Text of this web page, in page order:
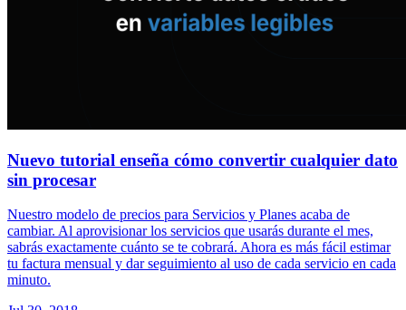
Nuevo tutorial enseña cómo convertir cualquier dato
sin procesar
Nuestro modelo de precios para Servicios y Planes acaba de
cambiar. Al aprovisionar los servicios que usarás durante el mes,
sabrás exactamente cuánto se te cobrará. Ahora es más fácil estimar
tu factura mensual y dar seguimiento al uso de cada servicio en cada
minuto.